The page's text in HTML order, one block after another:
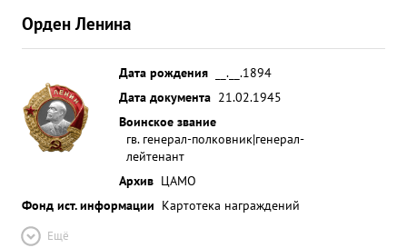
Орден Ленина
Дата рождения
__.__.1894
Дата документа 21.02.1945
Воинское звание
гв. генерал-полковник|генерал-
лейтенант
Архив ЦАМО
Фонд ист. информации Картотека награждений
Ещё